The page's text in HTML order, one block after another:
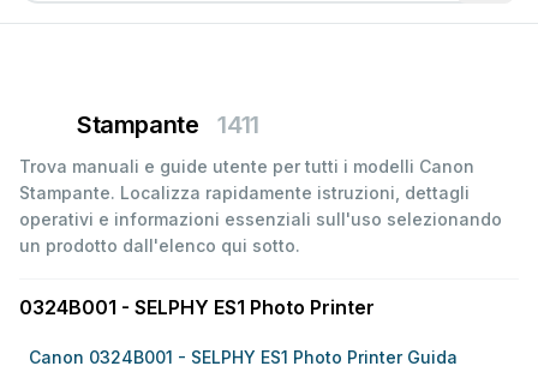
Stampante 1411
Trova manuali e guide utente per tutti i modelli Canon
Stampante. Localizza rapidamente istruzioni, dettagli
operativi e informazioni essenziali sull'uso selezionando
un prodotto dall'elenco qui sotto.
0324B001 - SELPHY ES1 Photo Printer
Canon 0324B001 - SELPHY ES1 Photo Printer Guida